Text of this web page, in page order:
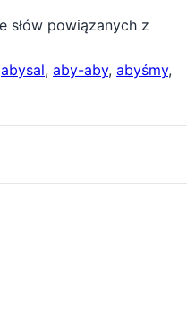
słów powiązanych z
abysal, aby-aby, abyśmy,